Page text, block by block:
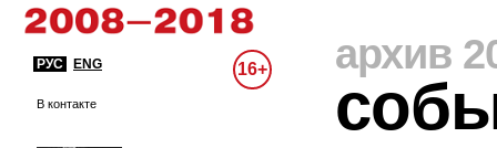
РУС ENG 16+
В контакте
архив